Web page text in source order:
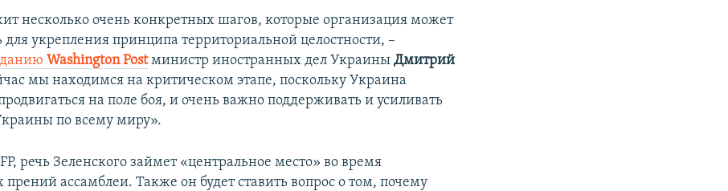
несколько очень конкретных шагов, которые организация может
для укрепления принципа территориальной целостности, –
Washington Postминистр иностранных дел УкраиныДмитрий
мы находимся на критическом этапе, поскольку Украина
на поле боя, и очень важно поддерживать и усиливать
по всему миру».
речь Зеленского займет «центральное место» во время
прений ассамблеи. Также он будет ставить вопрос о том, почему